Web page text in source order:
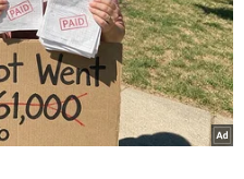
Nghệ nhân Đặng Văn Hậu
thổi sức sống mới cho
nghệ thuật tò he truyền
thống
07/08/2026 03:19